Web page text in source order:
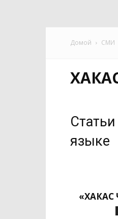
Домой СМИ
языке
«ХАКАС